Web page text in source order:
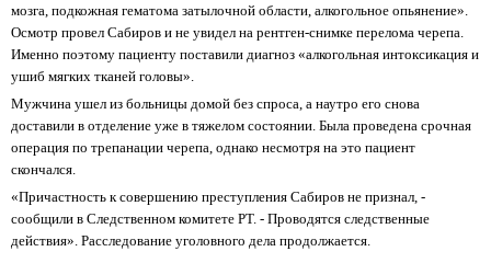
мозга, подкожная гематома затылочной области, алкогольное опьянение».
Осмотр провел Сабиров и не увидел на рентген-снимке перелома черепа.
Именно поэтому пациенту поставили диагноз «алкогольная интоксикация и
ушиб мягких тканей головы».
Мужчина ушел из больницы домой без спроса, а наутро его снова
доставили в отделение уже в тяжелом состоянии. Была проведена срочная
операция по трепанации черепа, однако несмотря на это пациент
скончался.
«Причастность к совершению преступления Сабиров не признал, -
сообщили в Следственном комитете РТ. - Проводятся следственные
действия». Расследование уголовного дела продолжается.